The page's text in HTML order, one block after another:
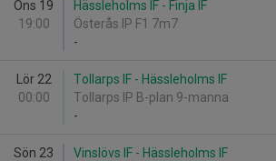
Ons 19
19:00
Hässleholms IF - Finja IF
Österås IP F1 7m7
-
Lör 22
00:00
Tollarps IF - Hässleholms IF
Tollarps IP B-plan 9-manna
-
Sön 23 Vinslövs IF - Hässleholms IF